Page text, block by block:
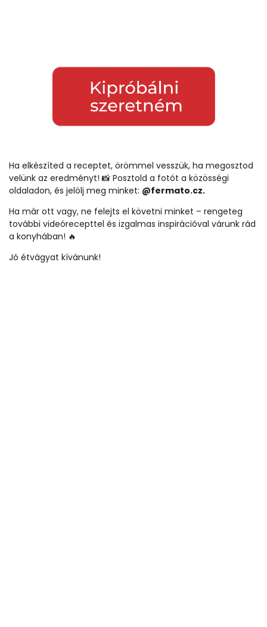
Ha elkészíted a receptet, örömmel vesszük, ha megosztod
velünk az eredményt! 📸 Posztold a fotót a közösségi
oldaladon, és jelölj meg minket: @fermato.cz.
Ha már ott vagy, ne felejts el követni minket – rengeteg
további videórecepttel és izgalmas inspirációval várunk rád
a konyhában! 🔥
Jó étvágyat kívánunk!